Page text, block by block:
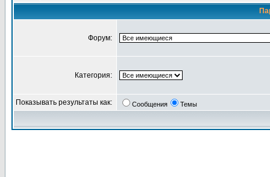
Форум:
Категория:
Показывать результаты как: Сообщения Темы